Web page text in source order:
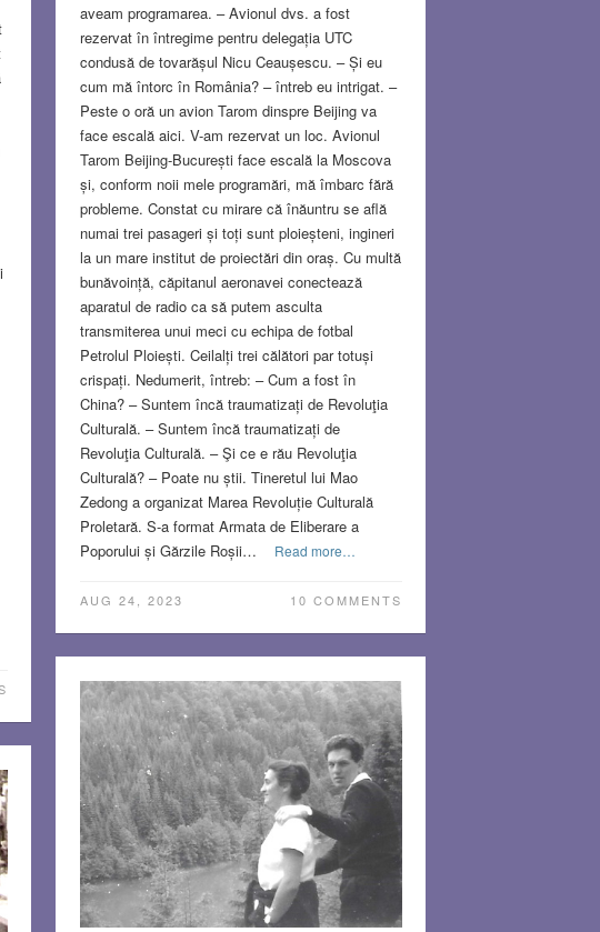
aveam programarea. – Avionul dvs. a fost
rezervat în întregime pentru delegația UTC
condusă de tovarășul Nicu Ceaușescu. – Și eu
cum mă întorc în România? – întreb eu intrigat. –
Peste o oră un avion Tarom dinspre Beijing va
face escală aici. V-am rezervat un loc. Avionul
Tarom Beijing-București face escală la Moscova
și, conform noii mele programări, mă îmbarc fără
probleme. Constat cu mirare că înăuntru se află
numai trei pasageri și toți sunt ploieșteni, ingineri
la un mare institut de proiectări din oraș. Cu multă
bunăvoință, căpitanul aeronavei conectează
aparatul de radio ca să putem asculta
transmiterea unui meci cu echipa de fotbal
Petrolul Ploiești. Ceilalți trei călători par totuși
crispați. Nedumerit, întreb: – Cum a fost în
China? – Suntem încă traumatizați de Revoluţia
Culturală. – Suntem încă traumatizați de
Revoluţia Culturală. – Şi ce e rău Revoluţia
Culturală? – Poate nu știi. Tineretul lui Mao
Zedong a organizat Marea Revoluție Culturală
Proletară. S-a format Armata de Eliberare a
Poporului și Gărzile Roșii…
Read more…
AUG 24, 2023 10 COMMENTS